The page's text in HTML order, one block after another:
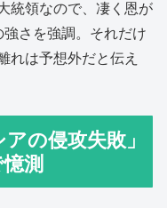
統領なので、凄く恩が
さを強調。それだけ
れは予想外だと伝え
の侵攻失敗」
測